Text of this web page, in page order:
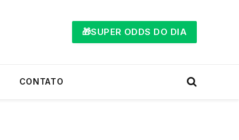
🎁SUPER ODDS DO DIA
CONTATO